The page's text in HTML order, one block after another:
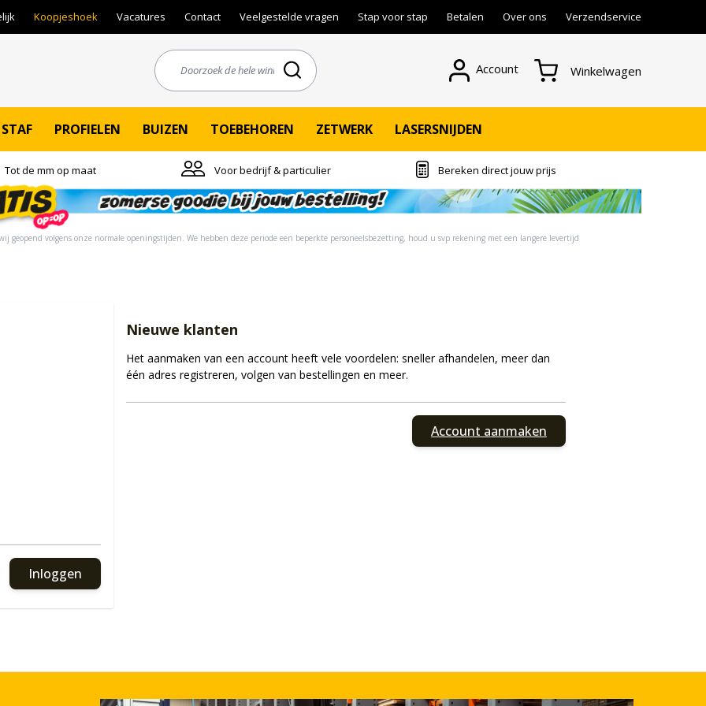
Koopjeshoek Vacatures Contact Veelgestelde vragen Stap voor stap Betalen Over ons Verzendservice
Account Winkelwagen
STAF PROFIELEN BUIZEN TOEBEHOREN ZETWERK LASERSNIJDEN
Tot de mm op maat Voor bedrijf & particulier Bereken direct jouw prijs
volgens onze normale openingstijden. ​​We hebben deze periode een beperkte personeelsbezetting, houd u svp rekening met een langere levertijd
Inloggen
Nieuwe klanten
Het aanmaken van een account heeft vele voordelen: sneller afhandelen, meer dan
één adres registreren, volgen van bestellingen en meer.
Account aanmaken